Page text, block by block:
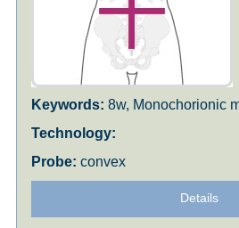
8w, Monochorionic
convex
Details